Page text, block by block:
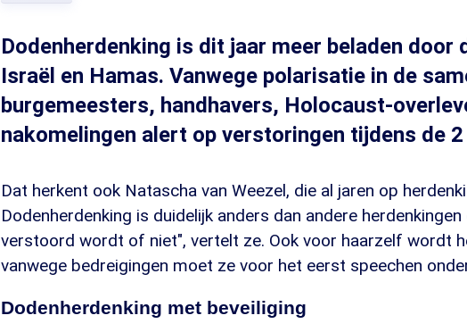
Dodenherdenking is dit jaar meer beladen door
Israël en Hamas. Vanwege polarisatie in de
burgemeesters, handhavers, Holocaust-
nakomelingen alert op verstoringen tijdens de
Dat herkent ook Natascha van Weezel, die al jaren op
Dodenherdenking is duidelijk anders dan andere
verstoord wordt of niet", vertelt ze. Ook voor haarzelf wordt
vanwege bedreigingen moet ze voor het eerst speechen
Dodenherdenking met beveiliging